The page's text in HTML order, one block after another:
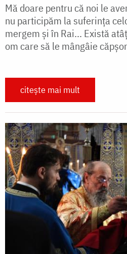
Mă doare pentru că noi le
nu partici­păm la suferința
mergem și în Rai... Există
om care să le mângâie
citește mai mult